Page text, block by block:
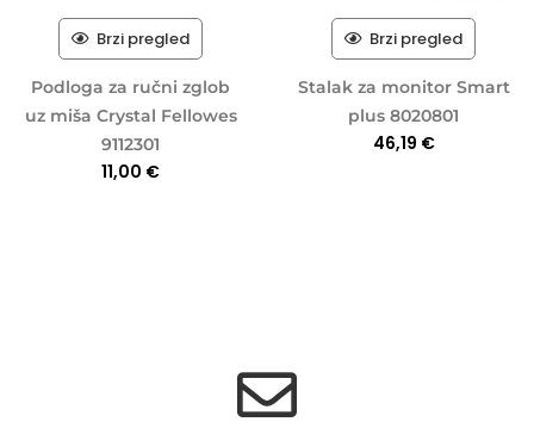
Brzi pregled
Podloga za ručni zglob
uz miša Crystal Fellowes
9112301
11,00 €
Brzi pregled
Stalak za monitor Smart
plus 8020801
46,19 €